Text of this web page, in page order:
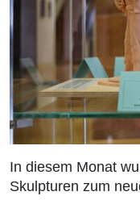
In diesem Monat
Skulpturen zum